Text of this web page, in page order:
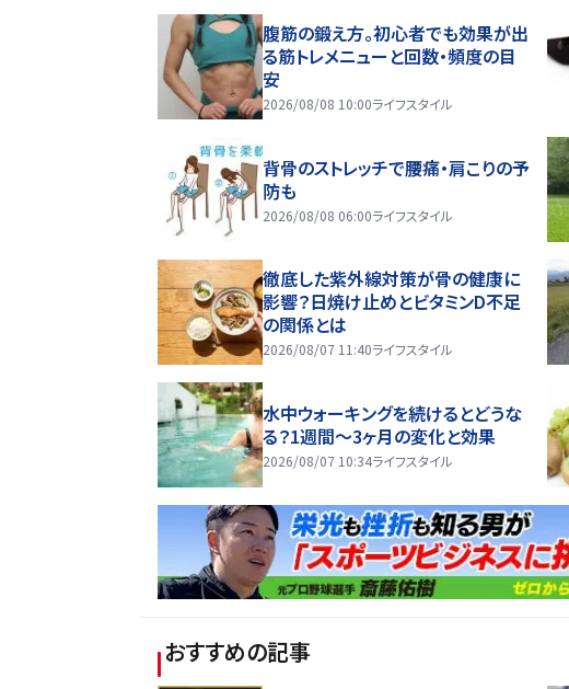
腹筋の鍛え方。初心者でも効果が出
る筋トレメニューと回数・頻度の目
安
2026/08/08 10:00ライフスタイル
背骨のストレッチで腰痛・肩こりの予
防も
2026/08/08 06:00ライフスタイル
徹底した紫外線対策が骨の健康に
影響？日焼け止めとビタミンD不足
の関係とは
2026/08/07 11:40ライフスタイル
水中ウォーキングを続けるとどうな
る？1週間～3ヶ月の変化と効果
2026/08/07 10:34ライフスタイル
おすすめの記事